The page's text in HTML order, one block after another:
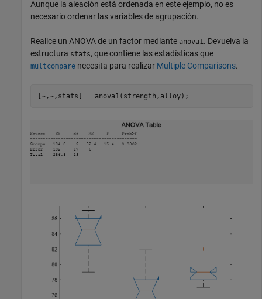
Aunque la aleación está ordenada en este ejemplo, no es
necesario ordenar las variables de agrupación.
Realice un ANOVA de un factor mediante anova1. Devuelva la
estructura stats, que contiene las estadísticas que
multcompare necesita para realizar Multiple Comparisons.
[~,~,stats] = anova1(strength,alloy);